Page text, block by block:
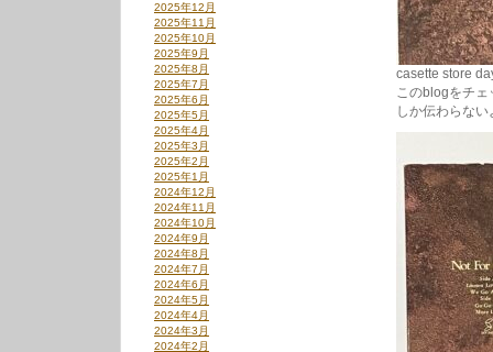
casette store
このblogをチェ
しか伝わらな
2025年12月
2025年11月
2025年10月
2025年9月
2025年8月
2025年7月
2025年6月
2025年5月
2025年4月
2025年3月
2025年2月
2025年1月
2024年12月
2024年11月
2024年10月
2024年9月
2024年8月
2024年7月
2024年6月
2024年5月
2024年4月
2024年3月
2024年2月